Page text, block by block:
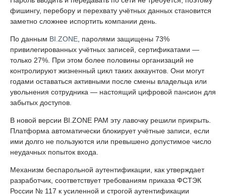
фишингу, перебору и перехвату учётных данных становится
заметно сложнее испортить компании день.
По данным BI.ZONE, паролями защищены 73%
привилегированных учётных записей, сертификатами —
только 27%. При этом более половины организаций не
контролируют жизненный цикл таких аккаунтов. Они могут
годами оставаться активными после смены владельца или
увольнения сотрудника — настоящий цифровой пансион для
забытых доступов.
В новой версии BI.ZONE PAM эту лавочку решили прикрыть.
Платформа автоматически блокирует учётные записи, если
ими долго не пользуются или превышено допустимое число
неудачных попыток входа.
Механизм беспарольной аутентификации, как утверждает
разработчик, соответствует требованиям приказа ФСТЭК
России № 117 к усиленной и строгой аутентификации